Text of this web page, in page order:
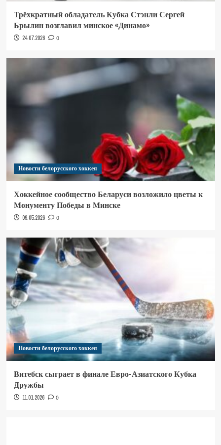
Трёхкратный обладатель Кубка Стэнли Сергей
Брылин возглавил минское «Динамо»
24.07.2026 0
Новости белорусского хоккея
Хоккейное сообщество Беларуси возложило цветы к
Монументу Победы в Минске
09.05.2026 0
Новости белорусского хоккея
Витебск сыграет в финале Евро-Азиатского Кубка
Дружбы
11.01.2026 0